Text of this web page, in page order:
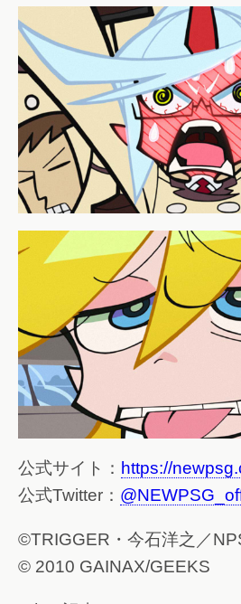
公式サイト： https://
公式Twitter：
©TRIGGER・今石洋之／
© 2010 GAINAX/GEEKS